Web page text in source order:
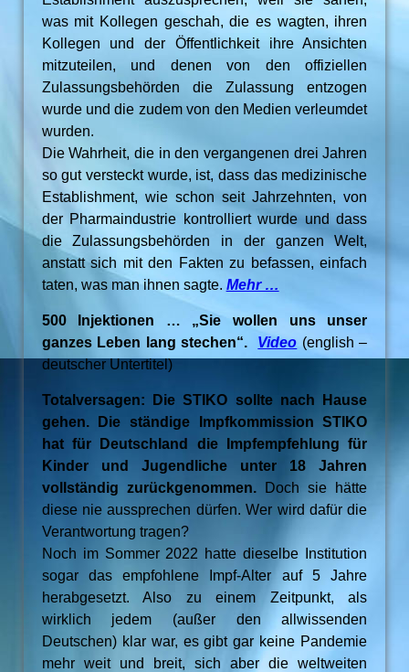
was mit Kollegen geschah, die es wagten, ihren
Kollegen und der Öffentlichkeit ihre Ansichten
mitzuteilen, und denen von den offiziellen
Zulassungsbehörden die Zulassung entzogen
wurde und die zudem von den Medien verleumdet
wurden.
Die Wahrheit, die in den vergangenen drei Jahren
so gut versteckt wurde, ist, dass das medizinische
Establishment, wie schon seit Jahrzehnten, von
der Pharmaindustrie kontrolliert wurde und dass
die Zulassungsbehörden in der ganzen Welt,
anstatt sich mit den Fakten zu befassen, einfach
taten, was man ihnen sagte. Mehr …
500 Injektionen … „Sie wollen uns unser
ganzes Leben lang stechen“. Video (english –
deutscher Untertitel)
Totalversagen: Die STIKO sollte nach Hause
gehen. Die ständige Impfkommission STIKO
hat für Deutschland die Impfempfehlung für
Kinder und Jugendliche unter 18 Jahren
vollständig zurückgenommen.Doch sie hätte
diese nie aussprechen dürfen. Wer wird dafür die
Verantwortung tragen?
Noch im Sommer 2022 hatte dieselbe Institution
sogar das empfohlene Impf-Alter auf 5 Jahre
herabgesetzt. Also zu einem Zeitpunkt, als
wirklich jedem (außer den allwissenden
Deutschen) klar war, es gibt gar keine Pandemie
mehr weit und breit, sich aber die weltweiten